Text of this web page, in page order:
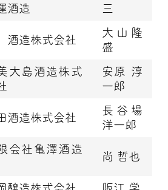
酒造
三
造株式会社
大山隆
盛
大島酒造株式
安原 淳
一郎
酒造株式会社
長谷場
洋一郎
会社亀澤酒造
尚 哲也